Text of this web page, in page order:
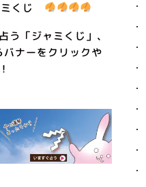
くじ
う「ジャミくじ」、
ナーをクリックや